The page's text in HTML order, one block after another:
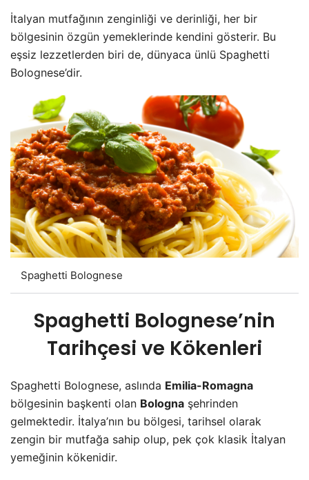
İtalyan mutfağının zenginliği ve derinliği, her bir
bölgesinin özgün yemeklerinde kendini gösterir. Bu
eşsiz lezzetlerden biri de, dünyaca ünlü Spaghetti
Bolognese’dir.
Spaghetti Bolognese
Spaghetti Bolognese’nin
Tarihçesi ve Kökenleri
Spaghetti Bolognese, aslında Emilia-Romagna
bölgesinin başkenti olan Bologna şehrinden
gelmektedir. İtalya’nın bu bölgesi, tarihsel olarak
zengin bir mutfağa sahip olup, pek çok klasik İtalyan
yemeğinin kökenidir.